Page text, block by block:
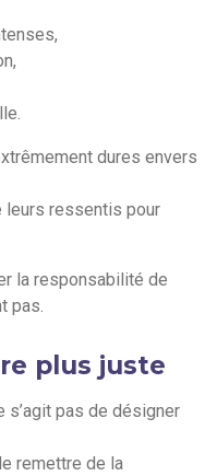
dures envers
leurs ressentis pour
la responsabilité de
pas.
plus juste
s’agit pas de désigner
remettre de la